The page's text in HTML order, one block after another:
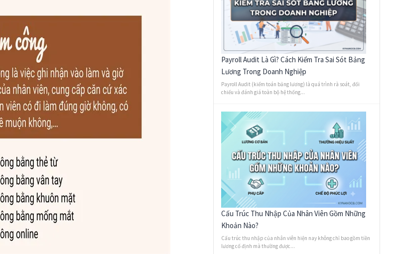
Payroll Audit Là Gì? Cách Kiểm Tra Sai Sót Bảng
Lương Trong Doanh Nghiệp
Payroll Audit (kiểm toán bảng lương) là quá trình rà soát, đối
chiếu và đánh giá toàn bộ hệ thống...
Cấu Trúc Thu Nhập Của Nhân Viên Gồm Những
Khoản Nào?
Cấu trúc thu nhập của nhân viên hiện nay không chỉ bao gồm tiền
lương cố định mà thường được...